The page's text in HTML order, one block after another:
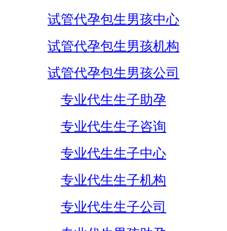
试管代孕包生男孩中心
试管代孕包生男孩机构
试管代孕包生男孩公司
专业代生生子助孕
专业代生生子咨询
专业代生生子中心
专业代生生子机构
专业代生生子公司